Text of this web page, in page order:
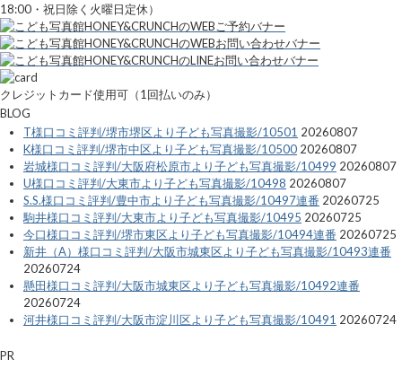
18:00・祝日除く火曜日定休）
クレジットカード使用可（1回払いのみ）
BLOG
T様口コミ評判/堺市堺区より子ども写真撮影/10501 20260807
K様口コミ評判/堺市中区より子ども写真撮影/10500 20260807
岩城様口コミ評判/大阪府松原市より子ども写真撮影/10499 20260807
U様口コミ評判/大東市より子ども写真撮影/10498 20260807
S.S.様口コミ評判/豊中市より子ども写真撮影/10497連番 20260725
駒井様口コミ評判/大東市より子ども写真撮影/10495 20260725
今口様口コミ評判/堺市東区より子ども写真撮影/10494連番 20260725
新井（A）様口コミ評判/大阪市城東区より子ども写真撮影/10493連番
20260724
懸田様口コミ評判/大阪市城東区より子ども写真撮影/10492連番
20260724
河井様口コミ評判/大阪市淀川区より子ども写真撮影/10491 20260724
PR